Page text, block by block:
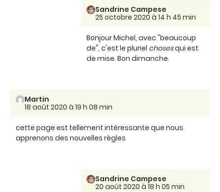
Sandrine Campese
25 octobre 2020 à 14 h 45 min
Bonjour Michel, avec "beaucoup
de", c'est le pluriel chosesqui est
de mise. Bon dimanche.
Martin
18 août 2020 à 19 h 08 min
cette page est tellement intéressante que nous
apprenons des nouvelles règles
Sandrine Campese
20 août 2020 à 18 h 05 min